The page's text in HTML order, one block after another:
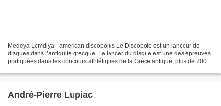
Medeya Lemdiya - american discobolus Le Discobole est un lanceur de
disques dans l’antiquité grecque. Le lancer du disque est une des épreuves
pratiquées dans les concours athlétiques de la Grèce antique, plus de 700
André-Pierre Lupiac